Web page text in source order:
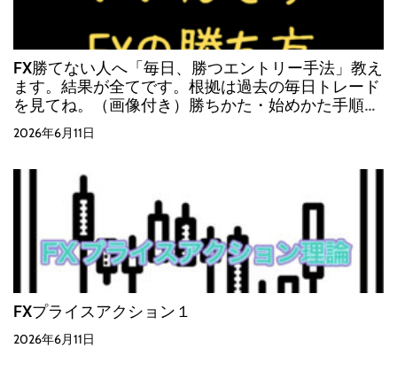
FX勝てない人へ「毎日、勝つエントリー手法」教え
ます。結果が全てです。根拠は過去の毎日トレード
を見てね。（画像付き）勝ちかた・始めかた手順
（これからはじめる人）
2026年6月11日
FXプライスアクション１
2026年6月11日